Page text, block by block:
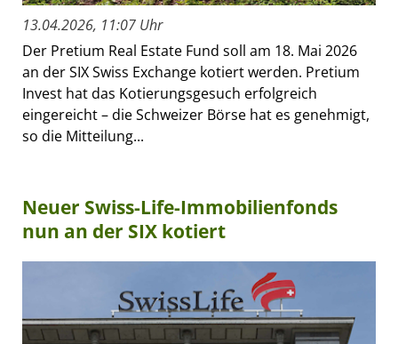
13.04.2026, 11:07 Uhr
Der Pretium Real Estate Fund soll am 18. Mai 2026
an der SIX Swiss Exchange kotiert werden. Pretium
Invest hat das Kotierungsgesuch erfolgreich
eingereicht – die Schweizer Börse hat es genehmigt,
so die Mitteilung...
Neuer Swiss-Life-Immobilienfonds
nun an der SIX kotiert